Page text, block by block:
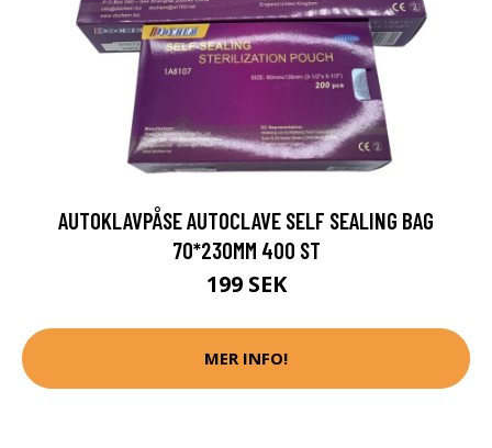
AUTOKLAVPÅSE AUTOCLAVE SELF SEALING BAG
70*230MM 400 ST
199 SEK
MER INFO!